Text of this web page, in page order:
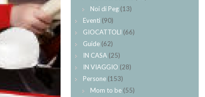
Noi di Peg (13)
Eventi (90)
GIOCATTOLI (66)
Guide (62)
IN CASA (25)
IN VIAGGIO (28)
Persone (153)
Mom to be (55)